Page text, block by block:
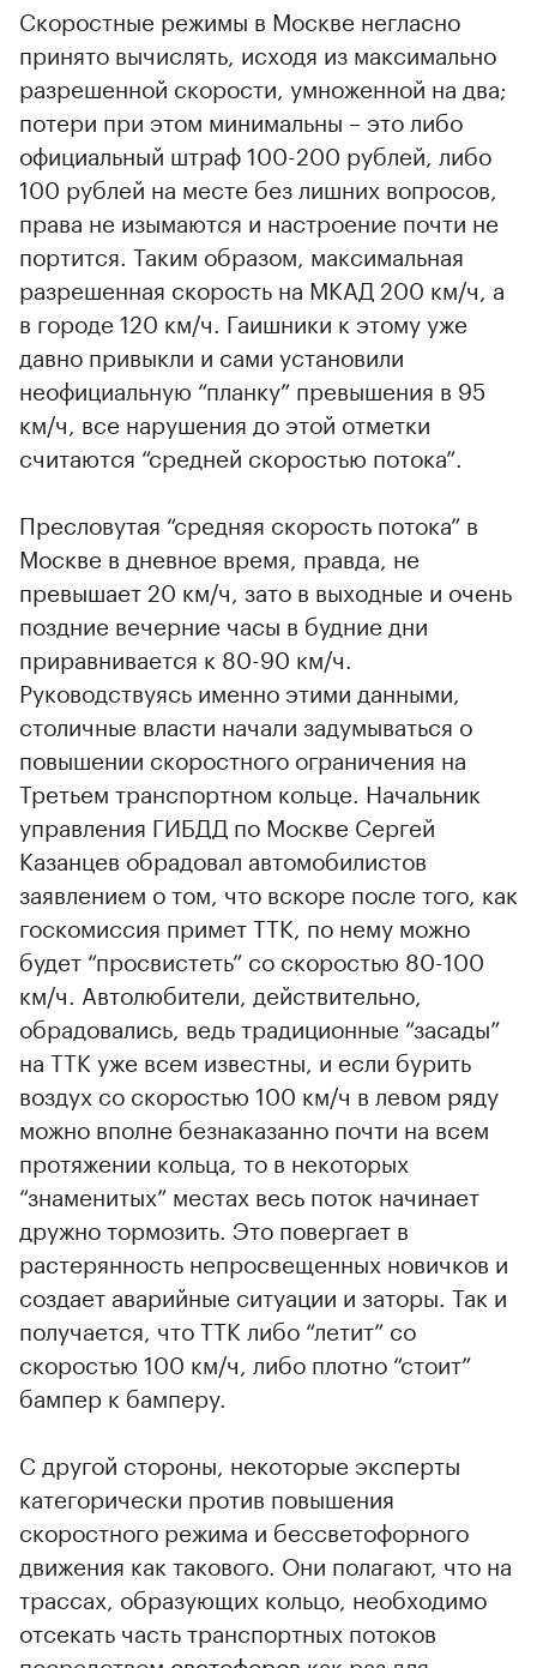
Скоростные режимы в Москве негласно
принято вычислять, исходя из максимально
разрешенной скорости, умноженной на два;
потери при этом минимальны – это либо
официальный штраф 100-200 рублей, либо
100 рублей на месте без лишних вопросов,
права не изымаются и настроение почти не
портится. Таким образом, максимальная
разрешенная скорость на МКАД 200 км/ч, а
в городе 120 км/ч. Гаишники к этому уже
давно привыкли и сами установили
неофициальную “планку” превышения в 95
км/ч, все нарушения до этой отметки
считаются “средней скоростью потока”.
Пресловутая “средняя скорость потока” в
Москве в дневное время, правда, не
превышает 20 км/ч, зато в выходные и очень
поздние вечерние часы в будние дни
приравнивается к 80-90 км/ч.
Руководствуясь именно этими данными,
столичные власти начали задумываться о
повышении скоростного ограничения на
Третьем транспортном кольце. Начальник
управления ГИБДД по Москве Сергей
Казанцев обрадовал автомобилистов
заявлением о том, что вскоре после того, как
госкомиссия примет ТТК, по нему можно
будет “просвистеть” со скоростью 80-100
км/ч. Автолюбители, действительно,
обрадовались, ведь традиционные “засады”
на ТТК уже всем известны, и если бурить
воздух со скоростью 100 км/ч в левом ряду
можно вполне безнаказанно почти на всем
протяжении кольца, то в некоторых
“знаменитых” местах весь поток начинает
дружно тормозить. Это повергает в
растерянность непросвещенных новичков и
создает аварийные ситуации и заторы. Так и
получается, что ТТК либо “летит” со
скоростью 100 км/ч, либо плотно “стоит”
бампер к бамперу.
С другой стороны, некоторые эксперты
категорически против повышения
скоростного режима и бессветофорного
движения как такового. Они полагают, что на
трассах, образующих кольцо, необходимо
отсекать часть транспортных потоков